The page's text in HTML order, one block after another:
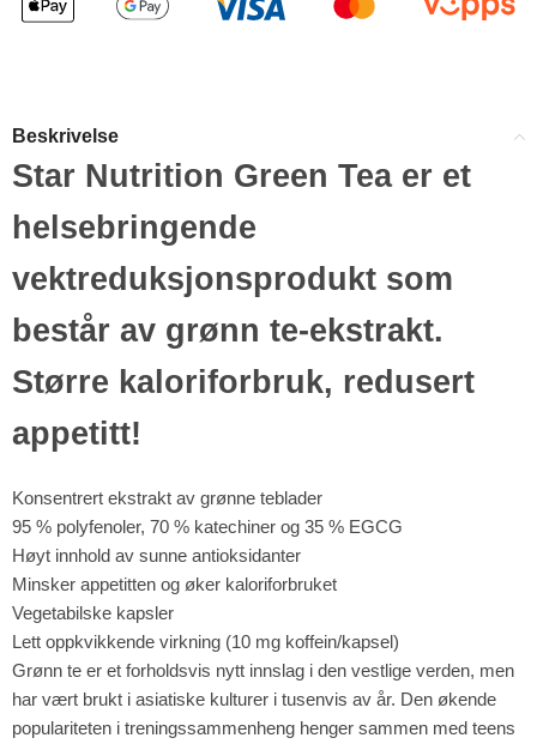
206.91
kr
204.82
4%
Beskrivelse
Star Nutrition Green Tea er et
helsebringende
vektreduksjonsprodukt som
består av grønn te-ekstrakt.
Større kaloriforbruk, redusert
appetitt!
Konsentrert ekstrakt av grønne teblader
95 % polyfenoler, 70 % katechiner og 35 % EGCG
Høyt innhold av sunne antioksidanter
Minsker appetitten og øker kaloriforbruket
Vegetabilske kapsler
Lett oppkvikkende virkning (10 mg koffein/kapsel)
Grønn te er et forholdsvis nytt innslag i den vestlige verden, men
har vært brukt i asiatiske kulturer i tusenvis av år. Den økende
populariteten i treningssammenheng henger sammen med teens